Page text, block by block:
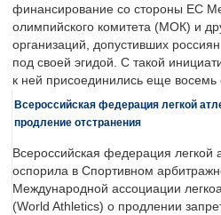
финансирование со стороны ЕС
олимпийского комитета (МОК) и
организаций, допустивших
под своей эгидой. С такой
к ней присоединились еще восемь
Всероссийская федерация легкой
продление отстранения
Всероссийская федерация легкой
оспорила в Спортивном
Международной ассоциации
(World Athletics) о продлении